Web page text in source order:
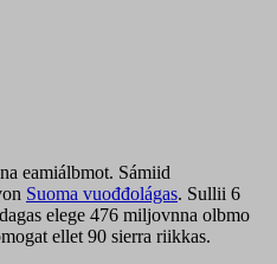
eamiálbmot. Sámiid
Suoma vuođđolágas. Sullii 6
elege 476 miljovnna olbmo
ellet 90 sierra riikkas.